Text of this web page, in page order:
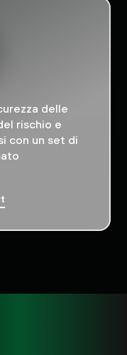
delle
rischio e
con un set di